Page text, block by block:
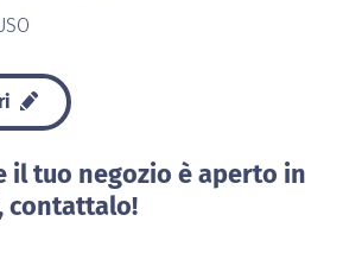
il tuo negozio è aperto in
contattalo!